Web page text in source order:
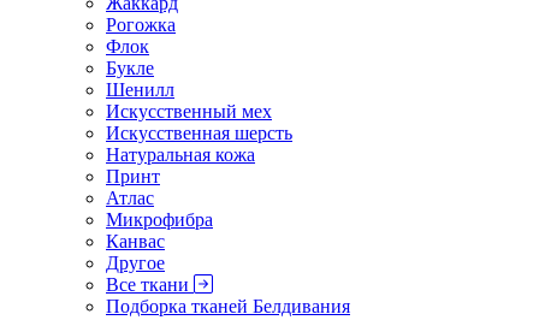
Рогожка
Флок
Букле
Шенилл
Искусственный мех
Искусственная шерсть
Натуральная кожа
Принт
Атлас
Микрофибра
Канвас
Другое
Все ткани
Подборка тканей Белдивания